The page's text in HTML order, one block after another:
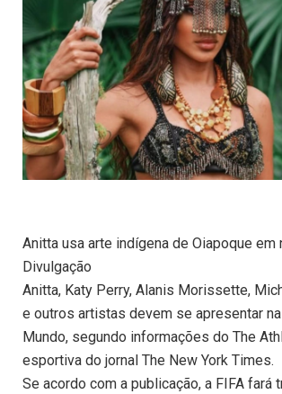
Anitta usa arte indígena de Oiapoque
Divulgação
Anitta, Katy Perry, Alanis Morissette,
e outros artistas devem se apresentar
Mundo, segundo informações do The
esportiva do jornal The New York Times.
Se acordo com a publicação, a FIFA fará